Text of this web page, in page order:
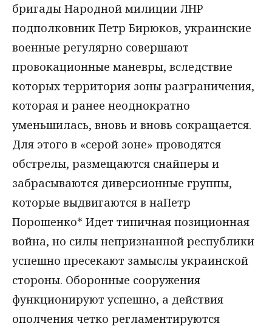
бригады Народной милиции ЛНР
подполковник Петр Бирюков, украинские
военные регулярно совершают
провокационные маневры, вследствие
которых территория зоны разграничения,
которая и ранее неоднократно
уменьшилась, вновь и вновь сокращается.
Для этого в «серой зоне» проводятся
обстрелы, размещаются снайперы и
забрасываются диверсионные группы,
которые выдвигаются в наПетр
Порошенко* Идет типичная позиционная
война, но силы непризнанной республики
успешно пресекают замыслы украинской
стороны. Оборонные сооружения
функционируют успешно, а действия
ополчения четко регламентируются